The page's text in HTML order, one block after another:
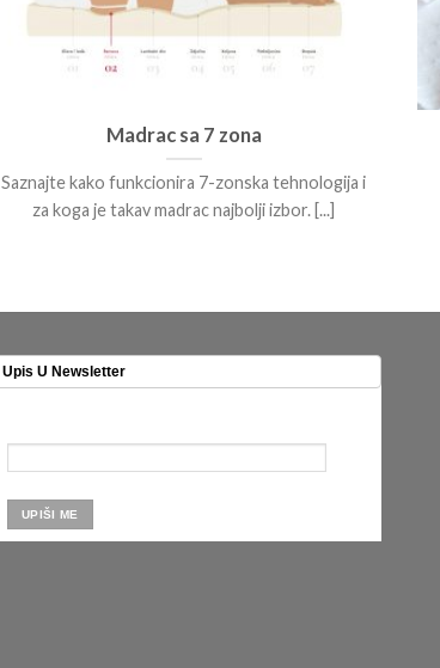
Madrac sa 7 zona
Saznajte kako funkcionira 7-zonska tehnologija i
za koga je takav madrac najbolji izbor. [...]
Upis U Newsletter